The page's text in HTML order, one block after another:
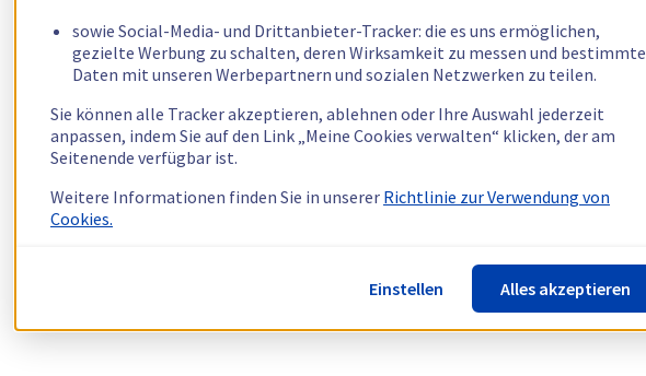
sowie Social-Media- und Drittanbieter-Tracker: die es uns ermöglichen,
gezielte Werbung zu schalten, deren Wirksamkeit zu messen und bestimmte
Daten mit unseren Werbepartnern und sozialen Netzwerken zu teilen.
Sie können alle Tracker akzeptieren, ablehnen oder Ihre Auswahl jederzeit
anpassen, indem Sie auf den Link „Meine Cookies verwalten“ klicken, der am
Seitenende verfügbar ist.
Weitere Informationen finden Sie in unserer Richtlinie zur Verwendung von
Cookies.
Einstellen Alles akzeptieren